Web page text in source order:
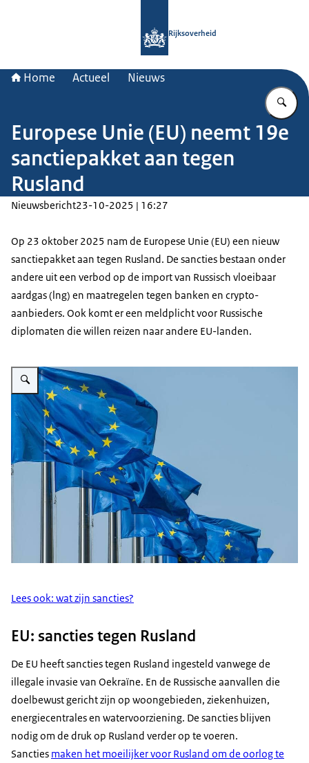
Rijksoverheid
Home Actueel Nieuws
Europese Unie (EU) neemt 19e
sanctiepakket aan tegen
Rusland
Nieuwsbericht23-10-2025 | 16:27
Op 23 oktober 2025 nam de Europese Unie (EU) een nieuw
sanctiepakket aan tegen Rusland. De sancties bestaan onder
andere uit een verbod op de import van Russisch vloeibaar
aardgas (lng) en maatregelen tegen banken en crypto-
aanbieders. Ook komt er een meldplicht voor Russische
diplomaten die willen reizen naar andere EU-landen.
Vergroot afbeelding Vlag Europese Unie
Lees ook: wat zijn sancties?
EU: sancties tegen Rusland
De EU heeft sancties tegen Rusland ingesteld vanwege de
illegale invasie van Oekraïne. En de Russische aanvallen die
doelbewust gericht zijn op woongebieden, ziekenhuizen,
energiecentrales en watervoorziening. De sancties blijven
nodig om de druk op Rusland verder op te voeren.
Sancties maken het moeilijker voor Rusland om de oorlog te